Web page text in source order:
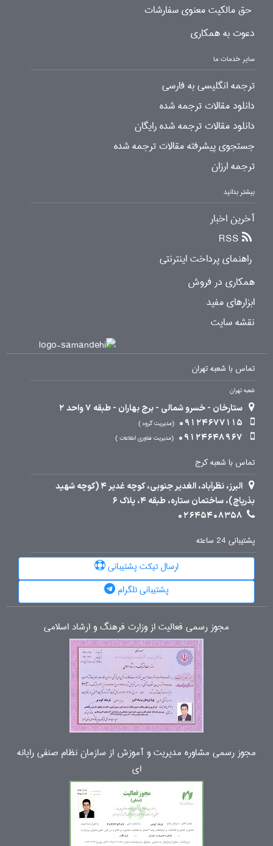
حق مالکیت معنوی سفارشات
دعوت به همکاری
سایر خدمات ما
ترجمه انگلیسی به فارسی
دانلود مقالات ترجمه شده
دانلود مقالات ترجمه شده رایگان
جستجوی پیشرفته مقالات ترجمه شده
ترجمه ارزان
بیشتر بدانید
آخرین اخبار
RSS
راهنمای پرداخت اینترنتی
همکاری در فروش
ابزارهای مفید
نقشه سایت
تماس با شعبه تهران
شعبه تهران
ستارخان - خسرو شمالی - برج بهاران - طبقه 7 واحد 2
09124677115
مدیریت گروه
09124648967 مدیریت فناوری اطلاعات
تماس با شعبه کرج
البرز، نظرآباد، الغدیر جنوبی، کوچه غدیر 4 (کوچه شهید
بذرپاچ)، ساختمان ستاره، طبقه 4، پلاک 6
02645408358
پشتیبانی 24 ساعته
ارسال تیکت پشتیبانی
پشتیبانی تلگرام
مجوز رسمی فعالیت از وزارت فرهنگ و ارشاد اسلامی
مجوز رسمی مشاوره مدیریت و آموزش از سازمان نظام صنفی رایانه
ای